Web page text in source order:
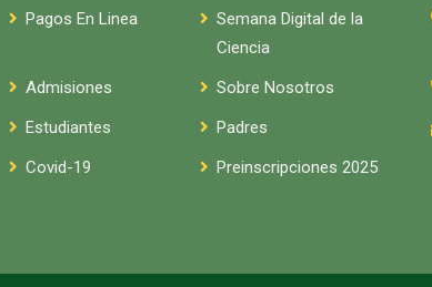
Pagos En Linea
Semana Digital de la
Ciencia
Admisiones
Sobre Nosotros
Estudiantes
Padres
Covid-19
Preinscripciones 2025